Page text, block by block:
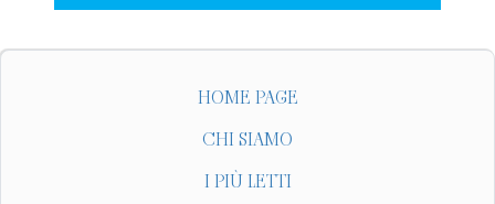
HOME PAGE
CHI SIAMO
I PIÙ LETTI